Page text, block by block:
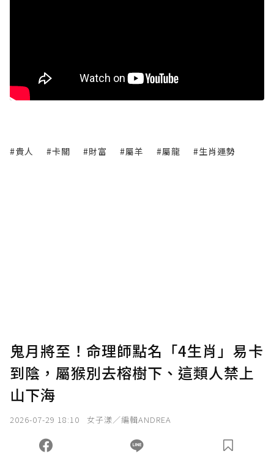
#貴人 #卡關 #財富 #屬羊 #屬龍 #生肖運勢
鬼月將至！命理師點名「4生肖」易卡
到陰，屬猴別去榕樹下、這類人禁上
山下海
2026-07-29 18:10 女子漾／編輯ANDREA